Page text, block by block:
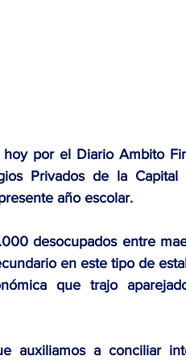
por el Diario Ambito
Privados de la
año escolar.
desocupados entre
en este tipo de
que trajo
auxiliamos a conciliar